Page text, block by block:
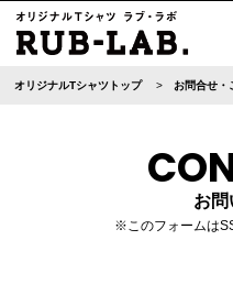
オリジナルTシャツトップ お問合せ・
お問
※このフォームは